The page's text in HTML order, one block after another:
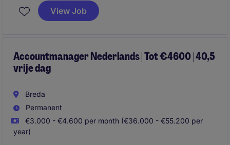
Tableau to support better commercial decision-
making. It is a hands-on position for a data-driven
international environment.
View Job
Accountmanager Nederlands | Tot €4600 | 40,5
vrije dag
Breda
Permanent
€3.000 - €4.600 per month (€36.000 - €55.200 per
year)